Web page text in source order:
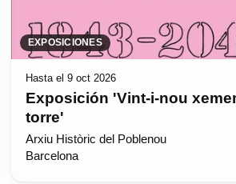
EXPOSICIONES
Hasta el 9 oct 2026
Exposición 'Vint-i-nou
torre'
Arxiu Històric del Poblenou
Barcelona